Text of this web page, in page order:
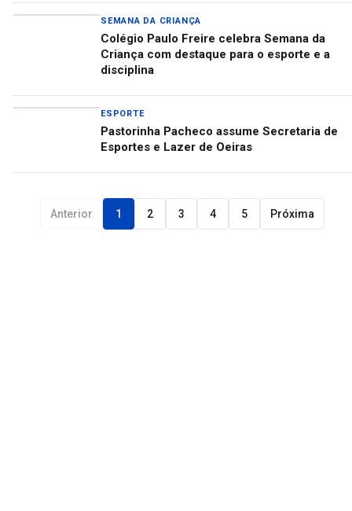
SEMANA DA CRIANÇA
Colégio Paulo Freire celebra Semana da
Criança com destaque para o esporte e a
disciplina
ESPORTE
Pastorinha Pacheco assume Secretaria de
Esportes e Lazer de Oeiras
Anterior 1 2 3 4 5 Próxima